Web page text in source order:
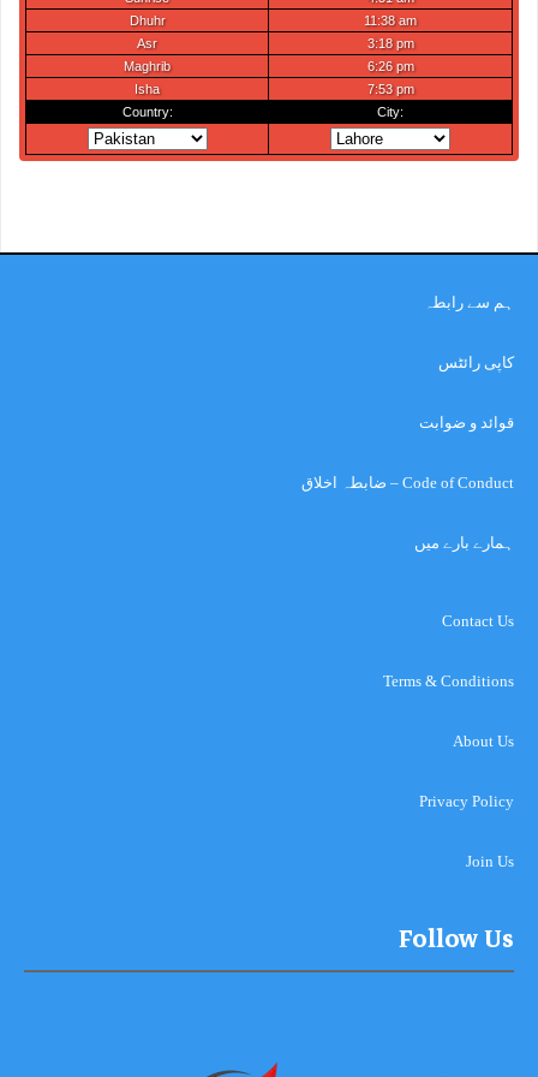
ہم سے رابطہ
کاپی رائٹس
قوائد و ضوابت
Code of Conduct – ضابطہ اخلاق
ہمارے بارے میں
Contact Us
Terms & Conditions
About Us
Privacy Policy
Join Us
Follow Us